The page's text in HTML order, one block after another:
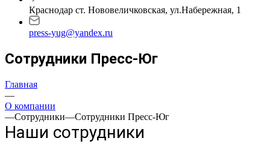
Краснодар ст. Нововеличковская, ул.Набережная, 1
press-yug@yandex.ru
Сотрудники Пресс-Юг
Главная
—
О компании
—Сотрудники—Сотрудники Пресс-Юг
Наши сотрудники
директор
Ермаков
Артём
Николаевич
бухгалтер
Акуменко
Анна
Владимировна
директор
Ермаков
Николай
Григорьевич